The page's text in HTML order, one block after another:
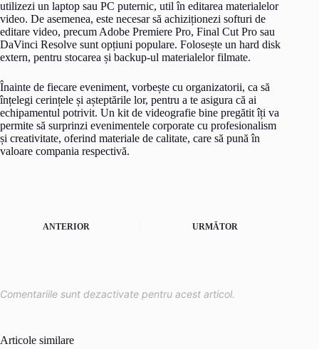
utilizezi un laptop sau PC puternic, util în editarea materialelor
video. De asemenea, este necesar să achiziționezi softuri de
editare video, precum Adobe Premiere Pro, Final Cut Pro sau
DaVinci Resolve sunt opțiuni populare. Folosește un hard disk
extern, pentru stocarea și backup-ul materialelor filmate.
Înainte de fiecare eveniment, vorbește cu organizatorii, ca să
înțelegi cerințele și așteptările lor, pentru a te asigura că ai
echipamentul potrivit. Un kit de videografie bine pregătit îți va
permite să surprinzi evenimentele corporate cu profesionalism
și creativitate, oferind materiale de calitate, care să pună în
valoare compania respectivă.
ANTERIOR URMĂTOR
Comentariile sunt dezactivate pentru acest articol.
Articole similare